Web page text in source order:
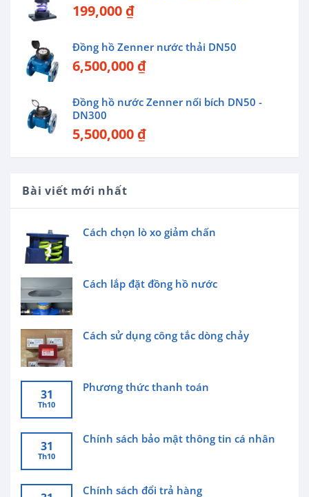
199,000 ₫
Đồng hồ Zenner nước thải DN50
6,500,000 ₫
Đồng hồ nước Zenner nối bích DN50 -
DN300
5,500,000 ₫
Bài viết mới nhất
Cách chọn lò xo giảm chấn
Cách lắp đặt đồng hồ nước
Cách sử dụng công tắc dòng chảy
31
Th10
Phương thức thanh toán
31
Th10
Chính sách bảo mật thông tin cá nhân
Chính sách đổi trả hàng